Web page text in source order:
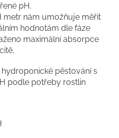
pH.
metr nám umožňuje měřit
hodnotám dle fáze
maximální absorpce
pěstování s
podle potřeby rostlin